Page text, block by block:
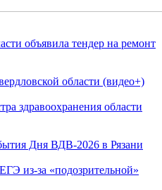
объявила тендер на ремонт
области (видео+)
здравоохранения области
Дня ВДВ-2026 в Рязани
из-за «подозрительной»